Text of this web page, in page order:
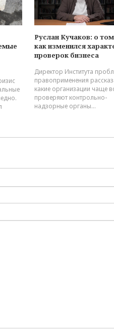
Руслан Кучаков: о
как изменился
проверок бизнеса
Директор Института
правоприменения
какие организации чаще
проверяют контрольно-
надзорные органы...